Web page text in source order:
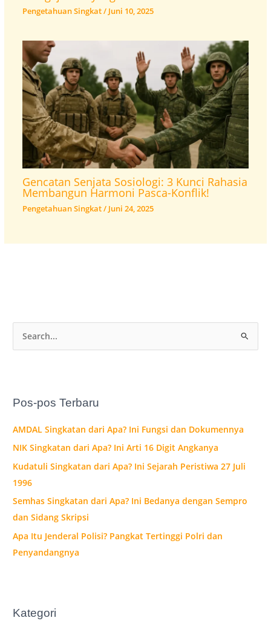
a
u
t
u
k
:
Pos-pos Terbaru
AMDAL Singkatan dari Apa? Ini Fungsi dan Dokumennya
NIK Singkatan dari Apa? Ini Arti 16 Digit Angkanya
Kudatuli Singkatan dari Apa? Ini Sejarah Peristiwa 27 Juli
1996
Semhas Singkatan dari Apa? Ini Bedanya dengan Sempro
dan Sidang Skripsi
Apa Itu Jenderal Polisi? Pangkat Tertinggi Polri dan
Penyandangnya
Kategori
Pengetahuan Singkat/ Juni 10, 2025
Gencatan Senjata Sosiologi: 3 Kunci Rahasia
Membangun Harmoni Pasca-Konflik!
Pengetahuan Singkat/ Juni 24, 2025